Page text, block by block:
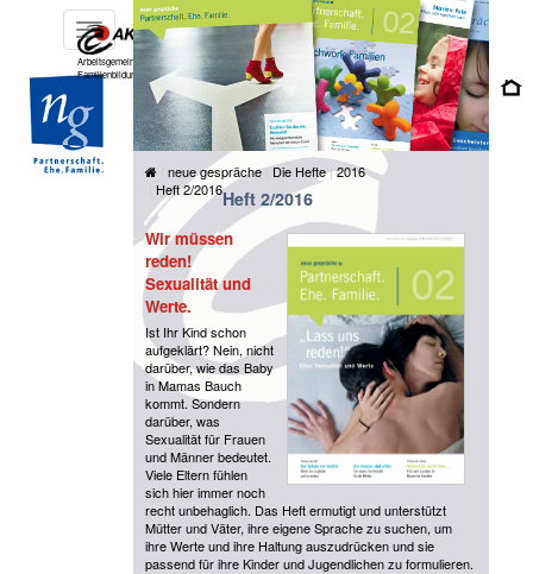
Toggle
navigation
Arbeitsgemeinschaft für katholische
Familienbildung e.V.
neue gespräche Die Hefte 2016
Heft 2/2016Heft 2/2016
Wir müssen
reden!
Sexualität und
Werte.
Ist Ihr Kind schon
aufgeklärt? Nein, nicht
darüber, wie das Baby
in Mamas Bauch
kommt. Sondern
darüber, was
Sexualität für Frauen
und Männer bedeutet.
Viele Eltern fühlen
sich hier immer noch
recht unbehaglich. Das Heft ermutigt und unterstützt
Mütter und Väter, ihre eigene Sprache zu suchen, um
ihre Werte und ihre Haltung auszudrücken und sie
passend für ihre Kinder und Jugendlichen zu formulieren.